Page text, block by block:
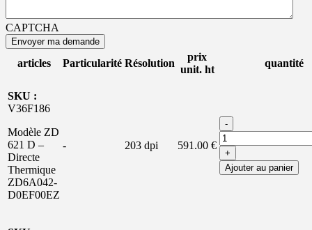
CAPTCHA
articles Particularité Résolution
prix
unit. ht
quantité
SKU :
V36F186
Modèle ZD
621 D –
Directe
Thermique
ZD6A042-
D0EF00EZ
- 203 dpi 591.00 €
-
+
Ajouter au panier